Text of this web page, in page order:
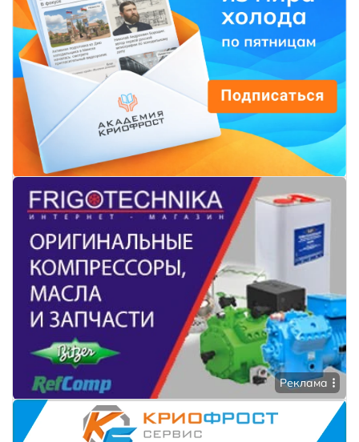
Реклама